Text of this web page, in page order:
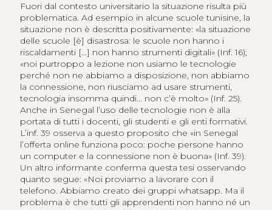
Fuori dal contesto universitario la situazione risulta più
problematica. Ad esempio in alcune scuole tunisine, la
situazione non è descritta positivamente: «la situazione
delle scuole [è] disastrosa: le scuole non hanno i
riscaldamenti [...] non hanno strumenti digitali» (Inf. 16);
«noi purtroppo a lezione non usiamo le tecnologie
perché non ne abbiamo a disposizione, non abbiamo
la connessione, non riusciamo ad usare strumenti,
tecnologia insomma quindi... non c’è molto» (Inf. 25).
Anche in Senegal l’uso delle tecnologie non è alla
portata di tutti i docenti, gli studenti e gli enti formativi.
L’inf. 39 osserva a questo proposito che «in Senegal
l’offerta online funziona poco: poche persone hanno
un computer e la connessione non è buona» (Inf. 39).
Un altro informante conferma questa tesi osservando
quanto segue: «Noi proviamo a lavorare con il
telefono. Abbiamo creato dei gruppi whatsapp. Ma il
problema è che tutti gli apprendenti non hanno né un